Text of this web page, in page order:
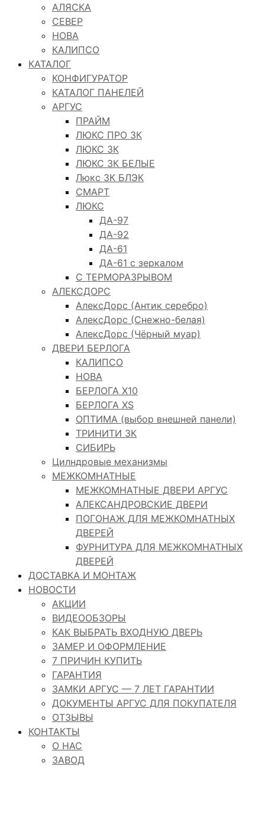
АЛЯСКА
СЕВЕР
НОВА
КАЛИПСО
КАТАЛОГ
КОНФИГУРАТОР
КАТАЛОГ ПАНЕЛЕЙ
АРГУС
ПРАЙМ
ЛЮКС ПРО 3К
ЛЮКС 3К
ЛЮКС 3К БЕЛЫЕ
Люкс 3К БЛЭК
СМАРТ
ЛЮКС
ДА-97
ДА-92
ДА-61
ДА-61 с зеркалом
С ТЕРМОРАЗРЫВОМ
АЛЕКСДОРС
АлексДорс (Антик серебро)
АлексДорс (Снежно-белая)
АлексДорс (Чёрный муар)
ДВЕРИ БЕРЛОГА
КАЛИПСО
НОВА
БЕРЛОГА Х10
БЕРЛОГА XS
ОПТИМА (выбор внешней панели)
ТРИНИТИ 3К
СИБИРЬ
Цилндровые механизмы
МЕЖКОМНАТНЫЕ
МЕЖКОМНАТНЫЕ ДВЕРИ АРГУС
АЛЕКСАНДРОВСКИЕ ДВЕРИ
ПОГОНАЖ ДЛЯ МЕЖКОМНАТНЫХ
ДВЕРЕЙ
ФУРНИТУРА ДЛЯ МЕЖКОМНАТНЫХ
ДВЕРЕЙ
ДОСТАВКА И МОНТАЖ
НОВОСТИ
АКЦИИ
ВИДЕООБЗОРЫ
КАК ВЫБРАТЬ ВХОДНУЮ ДВЕРЬ
ЗАМЕР И ОФОРМЛЕНИЕ
7 ПРИЧИН КУПИТЬ
ГАРАНТИЯ
ЗАМКИ АРГУС — 7 ЛЕТ ГАРАНТИИ
ДОКУМЕНТЫ АРГУС ДЛЯ ПОКУПАТЕЛЯ
ОТЗЫВЫ
КОНТАКТЫ
О НАС
ЗАВОД